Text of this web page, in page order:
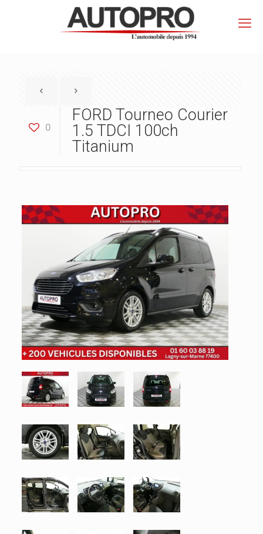
0
FORD Tourneo Courier
1.5 TDCI 100ch
Titanium